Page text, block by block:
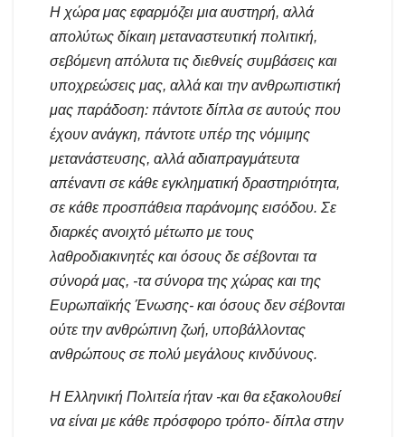
Η χώρα μας εφαρμόζει μια αυστηρή, αλλά
απολύτως δίκαιη μεταναστευτική πολιτική,
σεβόμενη απόλυτα τις διεθνείς συμβάσεις και
υποχρεώσεις μας, αλλά και την ανθρωπιστική
μας παράδοση: πάντοτε δίπλα σε αυτούς που
έχουν ανάγκη, πάντοτε υπέρ της νόμιμης
μετανάστευσης, αλλά αδιαπραγμάτευτα
απέναντι σε κάθε εγκληματική δραστηριότητα,
σε κάθε προσπάθεια παράνομης εισόδου. Σε
διαρκές ανοιχτό μέτωπο με τους
λαθροδιακινητές και όσους δε σέβονται τα
σύνορά μας, -τα σύνορα της χώρας και της
Ευρωπαϊκής Ένωσης- και όσους δεν σέβονται
ούτε την ανθρώπινη ζωή, υποβάλλοντας
ανθρώπους σε πολύ μεγάλους κινδύνους.
Η Ελληνική Πολιτεία ήταν -και θα εξακολουθεί
να είναι με κάθε πρόσφορο τρόπο- δίπλα στην